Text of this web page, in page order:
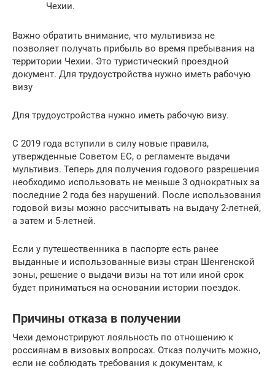
Чехии.
Важно обратить внимание, что мультивиза не
позволяет получать прибыль во время пребывания на
территории Чехии. Это туристический проездной
документ. Для трудоустройства нужно иметь рабочую
визу
Для трудоустройства нужно иметь рабочую визу.
С 2019 года вступили в силу новые правила,
утвержденные Советом ЕС, о регламенте выдачи
мультивиз. Теперь для получения годового разрешения
необходимо использовать не меньше 3 однократных за
последние 2 года без нарушений. После использования
годовой визы можно рассчитывать на выдачу 2-летней,
а затем и 5-летней.
Если у путешественника в паспорте есть ранее
выданные и использованные визы стран Шенгенской
зоны, решение о выдачи визы на тот или иной срок
будет приниматься на основании истории поездок.
Причины отказа в получении
Чехи демонстрируют лояльность по отношению к
россиянам в визовых вопросах. Отказ получить можно,
если не соблюдать требования к документам, к